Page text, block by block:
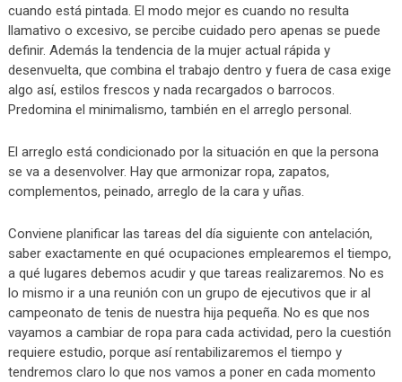
cuando está pintada. El modo mejor es cuando no resulta
llamativo o excesivo, se percibe cuidado pero apenas se puede
definir. Además la tendencia de la mujer actual rápida y
desenvuelta, que combina el trabajo dentro y fuera de casa exige
algo así, estilos frescos y nada recargados o barrocos.
Predomina el minimalismo, también en el arreglo personal.
El arreglo está condicionado por la situación en que la persona
se va a desenvolver. Hay que armonizar ropa, zapatos,
complementos, peinado, arreglo de la cara y uñas.
Conviene planificar las tareas del día siguiente con antelación,
saber exactamente en qué ocupaciones emplearemos el tiempo,
a qué lugares debemos acudir y que tareas realizaremos. No es
lo mismo ir a una reunión con un grupo de ejecutivos que ir al
campeonato de tenis de nuestra hija pequeña. No es que nos
vayamos a cambiar de ropa para cada actividad, pero la cuestión
requiere estudio, porque así rentabilizaremos el tiempo y
tendremos claro lo que nos vamos a poner en cada momento